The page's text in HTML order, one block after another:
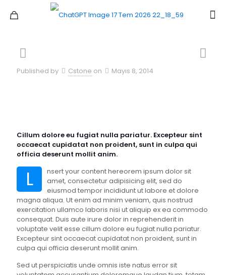
Published by Cstone on Mayıs 8, 2014
Cillum dolore eu fugiat nulla pariatur. Excepteur sint
occaecat cupidatat non proident, sunt in culpa qui
officia deserunt mollit anim.
L
nsert your content hereorem ipsum dolor sit
amet, consectetur adipisicing elit, sed do
eiusmod tempor incididunt ut labore et dolore
magna aliqua. Ut enim ad minim veniam, quis nostrud
exercitation ullamco laboris nisi ut aliquip ex ea commodo
consequat. Duis aute irure dolor in reprehenderit in
voluptate velit esse cillum dolore eu fugiat nulla pariatur.
Excepteur sint occaecat cupidatat non proident, sunt in
culpa qui officia deserunt mollit anim.
Sed ut perspiciatis unde omnis iste natus error sit